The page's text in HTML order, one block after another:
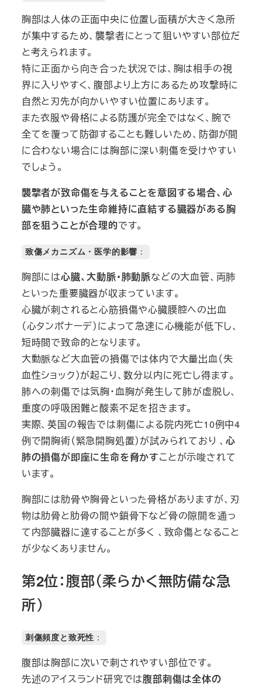
胸部は人体の正面中央に位置し面積が大きく急所
が集中するため、襲撃者にとって狙いやすい部位だ
と考えられます。
特に正面から向き合った状況では、胸は相手の視
界に入りやすく、腹部より上方にあるため攻撃時に
自然と刃先が向かいやすい位置にあります。
また衣服や骨格による防護が完全ではなく、腕で
全てを覆って防御することも難しいため、防御が間
に合わない場合には胸部に深い刺傷を受けやすい
でしょう。
襲撃者が致命傷を与えることを意図する場合、心
臓や肺といった生命維持に直結する臓器がある胸
部を狙うことが合理的です。
致傷メカニズム・医学的影響 ：
胸部には心臓、大動脈・肺動脈などの大血管、両肺
といった重要臓器が収まっています。
心臓が刺されると心筋損傷や心臓膜腔への出血
（心タンポナーデ）によって急速に心機能が低下し、
短時間で致命的となります。
大動脈など大血管の損傷では体内で大量出血（失
血性ショック）が起こり、数分以内に死亡し得ます。
肺への刺傷では気胸・血胸が発生して肺が虚脱し、
重度の呼吸困難と酸素不足を招きます。
実際、英国の報告では刺傷による院内死亡10例中4
例で開胸術（緊急開胸処置）が試みられており 、心
肺の損傷が即座に生命を脅かすことが示唆されて
います。
胸部には肋骨や胸骨といった骨格がありますが、刃
物は肋骨と肋骨の間や鎖骨下など骨の隙間を通っ
て内部臓器に達することが多く 、致命傷となること
が少なくありません。
第2位：腹部（柔らかく無防備な急
所）
刺傷頻度と致死性 ：
腹部は胸部に次いで刺されやすい部位です。
先述のアイスランド研究では腹部刺傷は全体の